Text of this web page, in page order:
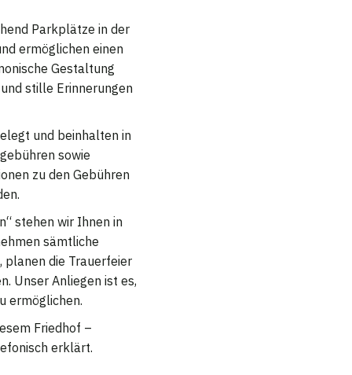
Parkplätze in der
ermöglichen einen
Gestaltung
stille Erinnerungen
und beinhalten in
sowie
zu den Gebühren
stehen wir Ihnen in
sämtliche
planen die Trauerfeier
Unser Anliegen ist es,
ermöglichen.
Friedhof –
erklärt.